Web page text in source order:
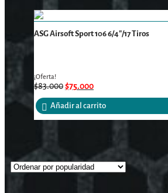
ASG Airsoft Sport 106 6/4″/17 Tiros
¡Oferta!
$83.000$75.000
Añadir al carrito